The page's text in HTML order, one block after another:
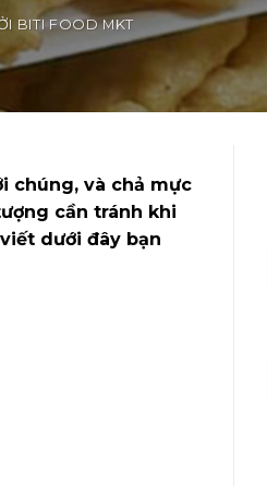
BITI FOOD MKT
chúng, và chả mực
cần tránh khi
dưới đây bạn